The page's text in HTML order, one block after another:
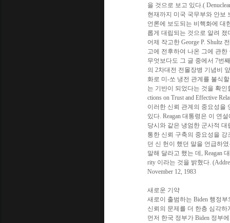
을 것으로 보고 있다.(
현재까지 미국 국무부와 안보
언론에 보도되는 비핵화에 대
롭게 대립되는 것으로 알려 졌
어제 작고한 George P. Shultz
고에 전후하여 나온 그에 관
무엇보다도 그 글 중에서 7번
의 2차대전 전몰장병 기념비
화로 미-쏘 냉전 관계를 불식
는 기반이 되었다는 것을 확인
ctions on Trust and Effective
이러한 신뢰 관계의 중요성을
있다. Reagan 대통령은 이 연
당시와 같은 냉엄한 군사적
통한 신뢰 구축의 중요성을 강
던 신 헌이 했던 말을 언급하
말해 달라고 했는 데, Reagan
rity 이라는 것을 밝혔다.
November 12, 1983
새로운 기약
새로이 출범하는 Biden 행정
신뢰의 문제를 더 한층 심각
먼저 한국 정부가 Biden 정부